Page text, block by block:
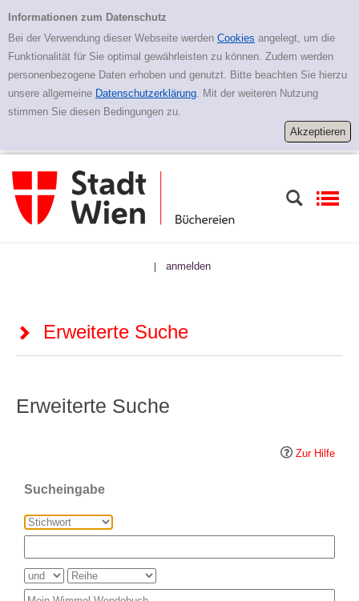
Erweiterte Suche
Informationen zum Datenschutz
Bei der Verwendung dieser Webseite werden Cookies angelegt, um die
Funktionalität für Sie optimal gewährleisten zu können. Zudem werden
personenbezogene Daten erhoben und genutzt. Bitte beachten Sie hierzu
unsere allgemeine Datenschutzerklärung. Mit der weiteren Nutzung
stimmen Sie diesen Bedingungen zu.
| anmelden
Erweiterte Suche
Erweiterte Suche
Zur Hilfe
Sucheingabe